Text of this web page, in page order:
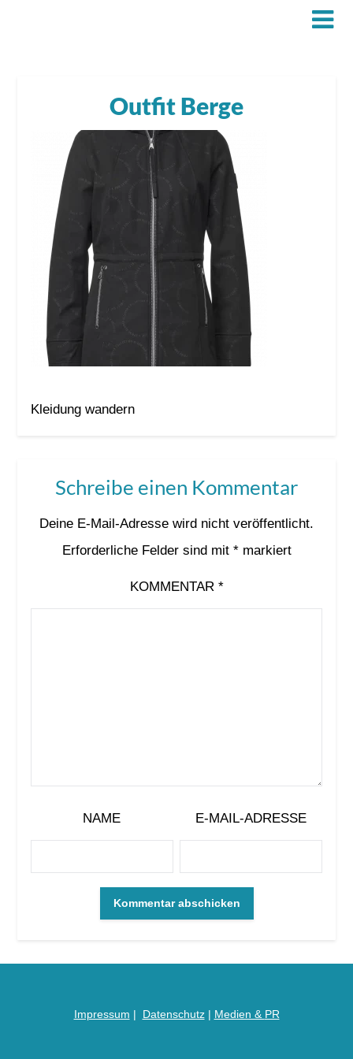
Outfit Berge
Kleidung wandern
Schreibe einen Kommentar
Deine E-Mail-Adresse wird nicht veröffentlicht.
Erforderliche Felder sind mit *markiert
KOMMENTAR *
NAME E-MAIL-ADRESSE
Impressum | Datenschutz| Medien & PR